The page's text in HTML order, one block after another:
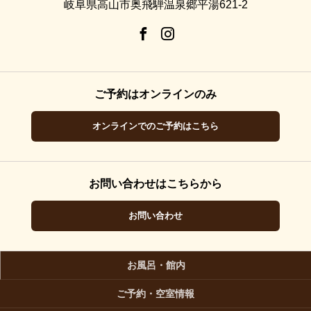
岐阜県高山市奥飛騨温泉郷平湯621-2
ご予約はオンラインのみ
オンラインでのご予約はこちら
お問い合わせはこちらから
お問い合わせ
お風呂・館内
ご予約・空室情報